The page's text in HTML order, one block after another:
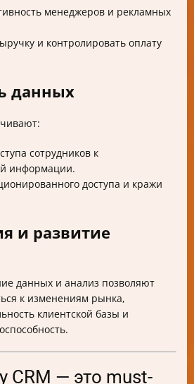
менеджеров и рекламных
и контролировать оплату
данных
сотрудников к
информации.
доступа и кражи
и развитие
данных и анализ позволяют
к изменениям рынка,
клиентской базы и
CRM — это must-